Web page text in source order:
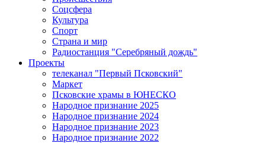
Соцсфера
Культура
Спорт
Страна и мир
Радиостанция "Серебряный дождь"
Проекты
телеканал "Первый Псковский"
Маркет
Псковские храмы в ЮНЕСКО
Народное признание 2025
Народное признание 2024
Народное признание 2023
Народное признание 2022